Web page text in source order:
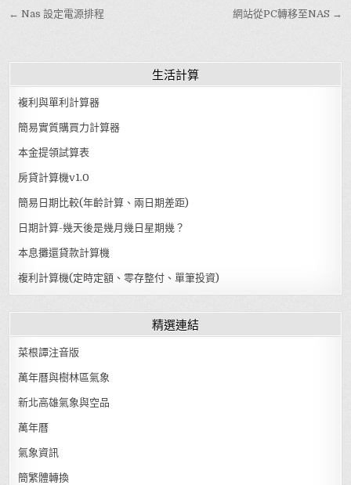
文章導覽 網站從PC轉移至NAS →
← Nas 設定電源排程
生活計算
複利與單利計算器
簡易實質購買力計算器
本金提領試算表
房貸計算機v1.0
簡易日期比較(年齡計算、兩日期差距)
日期計算-幾天後是幾月幾日星期幾？
本息攤還貸款計算機
複利計算機(定時定額、零存整付、單筆投資)
精選連結
菜根譚注音版
萬年曆與樹林區氣象
新北高雄氣象與空品
萬年曆
氣象資訊
簡繁體轉換